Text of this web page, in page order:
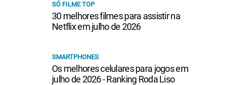
SÓ FILME TOP
30 melhores filmes para assistir na
Netflix em julho de 2026
SMARTPHONES
Os melhores celulares para jogos em
julho de 2026 - Ranking Roda Liso